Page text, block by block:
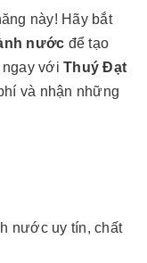
này! Hãy bắt
nước để tạo
với Thuý Đạt
và nhận những
nước uy tín, chất